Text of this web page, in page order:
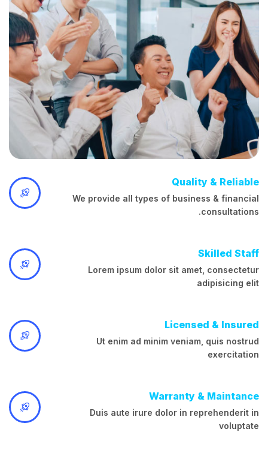
Quality & Reliable
We provide all types of business & financial
consultations.
Skilled Staff
Lorem ipsum dolor sit amet, consectetur
adipisicing elit
Licensed & Insured
Ut enim ad minim veniam, quis nostrud
exercitation
Warranty & Maintance
Duis aute irure dolor in reprehenderit in
voluptate